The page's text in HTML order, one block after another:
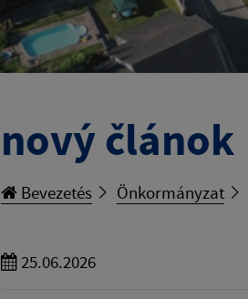
nový článok
Bevezetés Önkormányzat
25.06.2026